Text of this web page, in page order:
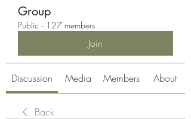
Group
Public · 127 members
Join
Discussion Media Members About
Back